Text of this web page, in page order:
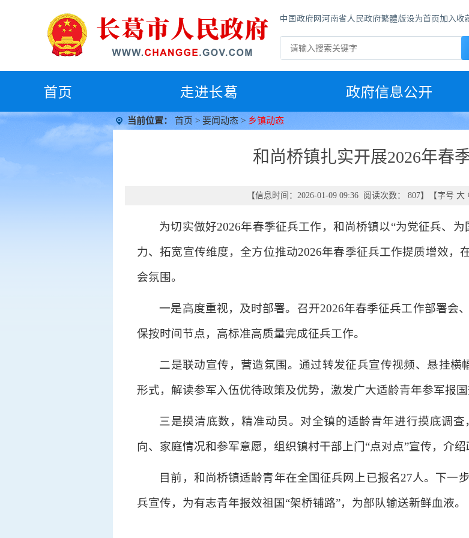
中国政府网河南省人民政府繁體版设为首页加入收
首页 走进长葛 政府信息公开
当前位置： 首页 > 要闻动态 > 乡镇动态
和尚桥镇扎实开展2026年春
【信息时间：2026-01-09 09:36 阅读次数： 807】【字号 大
为切实做好2026年春季征兵工作，和尚桥镇以“为党征兵、
力、拓宽宣传维度，全方位推动2026年春季征兵工作提质增效，
会氛围。
一是高度重视，及时部署。召开2026年春季征兵工作部署会
保按时间节点，高标准高质量完成征兵工作。
二是联动宣传，营造氛围。通过转发征兵宣传视频、悬挂横
形式，解读参军入伍优待政策及优势，激发广大适龄青年参军报国
三是摸清底数，精准动员。对全镇的适龄青年进行摸底调
向、家庭情况和参军意愿，组织镇村干部上门“点对点”宣传，介
目前，和尚桥镇适龄青年在全国征兵网上已报名27人。下一
兵宣传，为有志青年报效祖国“架桥铺路”，为部队输送新鲜血液。